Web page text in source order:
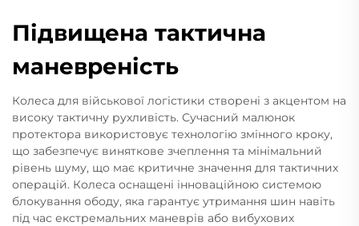
Підвищена тактична
маневреність
Колеса для військової логістики створені з акцентом на
високу тактичну рухливість. Сучасний малюнок
протектора використовує технологію змінного кроку,
що забезпечує виняткове зчеплення та мінімальний
рівень шуму, що має критичне значення для тактичних
операцій. Колеса оснащені інноваційною системою
блокування ободу, яка гарантує утримання шин навіть
під час екстремальних маневрів або вибухових